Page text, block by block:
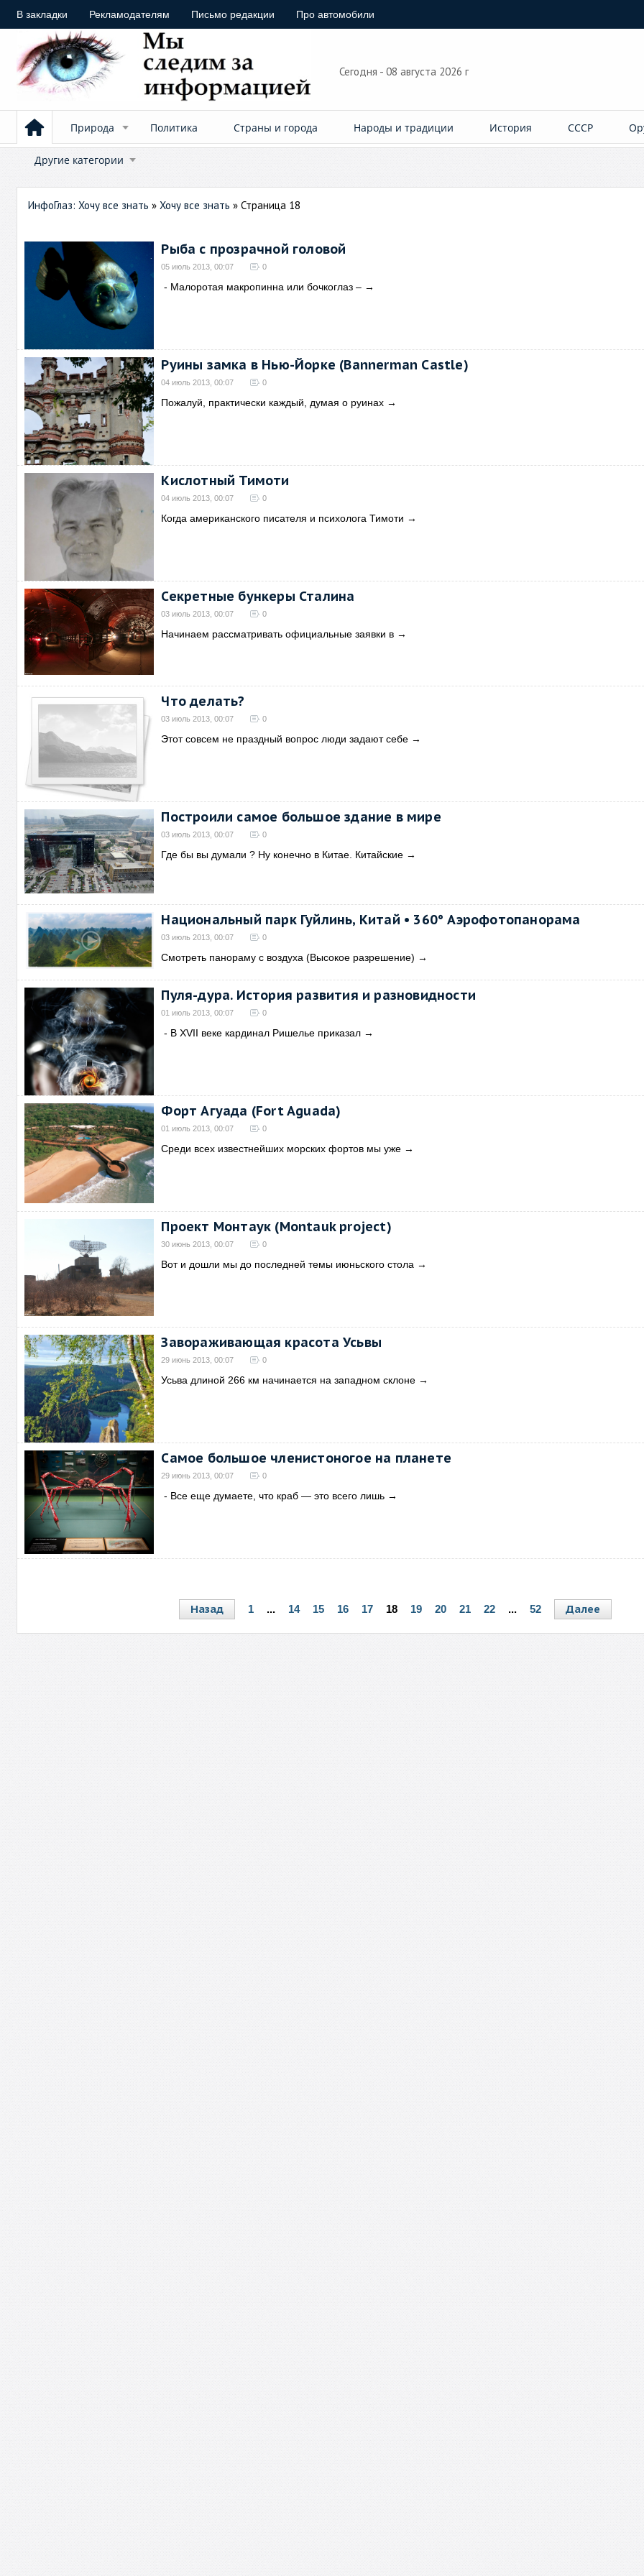
В закладки Рекламодателям Письмо редакции Про автомобили
Сегодня - 08 августа 2026 г
Природа Политика Страны и города Народы и традиции История СССР
Другие категории
ИнфоГлаз: Хочу все знать »Хочу все знать » Страница 18
Рыба с прозрачной головой
05 июль 2013, 00:07 0
- Малоротая макропинна или бочкоглаз – →
Руины замка в Нью-Йорке (Bannerman Castle)
04 июль 2013, 00:07 0
Пожалуй, практически каждый, думая о руинах →
Кислотный Тимоти
04 июль 2013, 00:07 0
Когда американского писателя и психолога Тимоти →
Секретные бункеры Сталина
03 июль 2013, 00:07 0
Начинаем рассматривать официальные заявки в →
Что делать?
03 июль 2013, 00:07 0
Этот совсем не праздный вопрос люди задают себе →
Построили самое большое здание в мире
03 июль 2013, 00:07 0
Где бы вы думали ? Ну конечно в Китае. Китайские →
Национальный парк Гуйлинь, Китай • 360° Аэрофотопанорама
03 июль 2013, 00:07 0
Смотреть панораму с воздуха (Высокое разрешение) →
Пуля-дура. История развития и разновидности
01 июль 2013, 00:07 0
- В XVII веке кардинал Ришелье приказал →
Форт Агуада (Fort Aguada)
01 июль 2013, 00:07 0
Среди всех известнейших морских фортов мы уже →
Проект Монтаук (Montauk project)
30 июнь 2013, 00:07 0
Вот и дошли мы до последней темы июньского стола →
Завораживающая красота Усьвы
29 июнь 2013, 00:07 0
Усьва длиной 266 км начинается на западном склоне →
Самое большое членистоногое на планете
29 июнь 2013, 00:07 0
- Все еще думаете, что краб — это всего лишь →
Назад 1 ... 14 15 16 17 18 19 20 21 22 ... 52 Далее